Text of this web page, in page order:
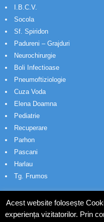
I.B.C.V.
Socola
Sf. Spiridon
Padureni – Grajduri
Neurochirurgie
Boli Infectioase
Pneumoftiziologie
Cuza Voda
Elena Doamna
Pediatrie
Recuperare
Parhon
Pascani
Harlau
Tg. Frumos
Acest website folosește
experiența vizitatorilor. Prin